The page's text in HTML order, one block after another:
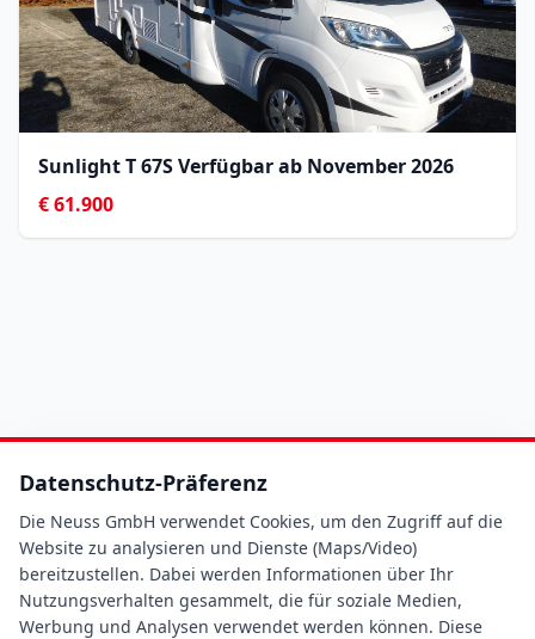
Sunlight T 67S Verfügbar ab November 2026
€ 61.900
Datenschutz-Präferenz
Die Neuss GmbH verwendet Cookies, um den Zugriff auf die
Website zu analysieren und Dienste (Maps/Video)
bereitzustellen. Dabei werden Informationen über Ihr
Nutzungsverhalten gesammelt, die für soziale Medien,
Werbung und Analysen verwendet werden können. Diese